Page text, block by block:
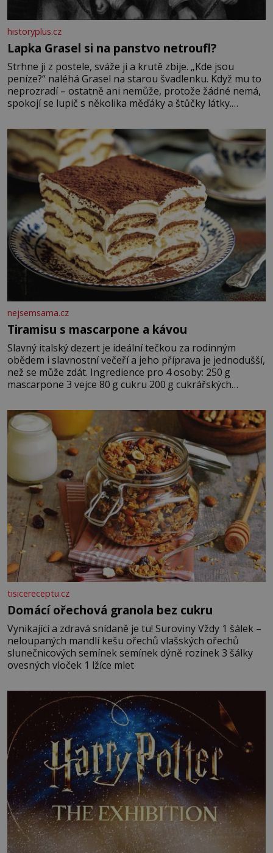
historyplus.cz
Lapka Grasel si na panstvo netroufl?
Strhne ji z postele, sváže ji a krutě zbije. „Kde jsou
peníze?“ naléhá Grasel na starou švadlenku. Když mu to
neprozradí – ostatně ani nemůže, protože žádné nemá,
spokojí se lupič s několika měďáky a štůčky látky.
krutý. Jeho činy budí hrůzu ještě dlouho po jeho smrti
nejsemsama.cz
Tiramisu s mascarpone a kávou
Slavný italský dezert je ideální tečkou za rodinným
obědem i slavnostní večeří a jeho příprava je jednodušší,
než se může zdát. Ingredience pro 4 osoby: 250 g
mascarpone 3 vejce 80 g cukru 200 g cukrářských
posypání Postup: Oddělte žloutky od bílků. Žloutky
vyšlehejte s cukrem do světlé pěny a postupně do nich
vmíchejte mascarpone, aby vznikl hladký
tisicereceptu.cz
Domácí ořechová granola bez cukru
Vynikající a zdravá snídaně je tu! Suroviny Vždy 1 šálek –
neloupaných mandlí kešu ořechů vlašských ořechů
slunečnicových semínek semínek dýně rozinek 3 šálky
ovesných vloček 1 lžíce mlet